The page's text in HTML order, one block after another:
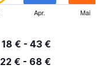
Apr. Mai
18 € - 43 €
22 € - 68 €